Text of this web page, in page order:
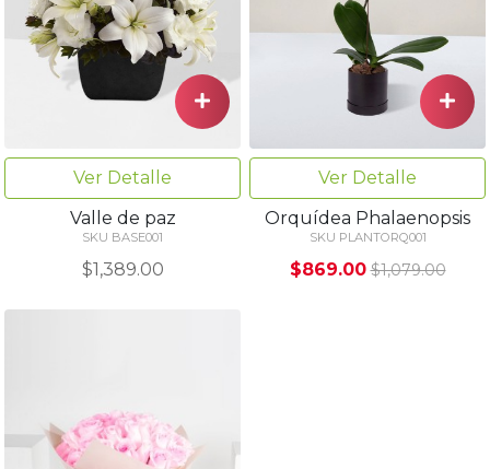
Ver Detalle
Valle de paz
SKU BASE001
$1,389.00
Ver Detalle
Orquídea Phalaenopsis
SKU PLANTORQ001
$869.00 $1,079.00